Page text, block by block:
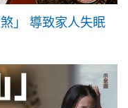
」 導致家人失眠